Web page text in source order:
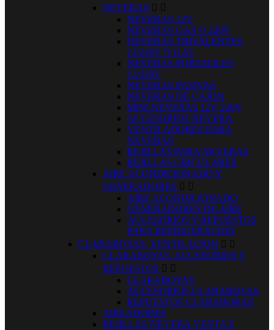
NEVERAS  
NEVERAS 12V
NEVERAS GAS O 220V
NEVERAS TRIVALENTES
12/220V O GAS
NEVERAS PORTATILES
12/220V
NEVERAS PASIVAS
NEVERAS DE CAJON
MINI NEVERAS 12V 220V
ACCESORIOS NEVERA
VENTILADORES PARA
NEVERAS
REJILLAS PARA NEVERAS
REJILLAS CIRCULARES
AIRE ACONDICIONADO Y
GENERADORES  
AIRE ACONDICIONADO
GENERADORES DE AIRE
ACCESORIOS Y REPUESTOS
PARA REFRIGERACION
CLARABOYAS, VENTILACION  
CLARABOYAS, ACCESORIOS Y
REPUESTOS  
CLARABOYAS
ACCESORIOS CLARABOYAS
REPUESTOS CLARABORAS
AIREADORES
REJILLAS´NEVERA VENTA Y